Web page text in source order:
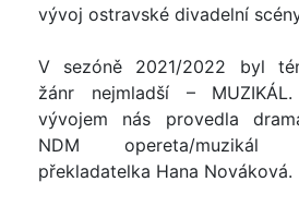
vývoj ostravské divadelní
V sezóně 2021/2022 byl
žánr nejmladší –
vývojem nás provedla
NDM opereta/muzikál
překladatelka Hana Nováková.